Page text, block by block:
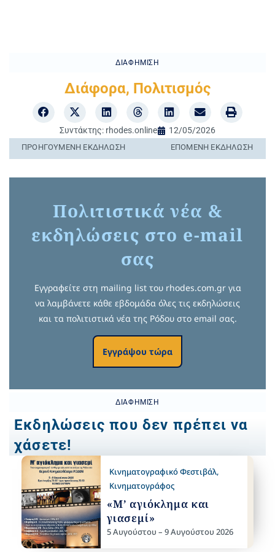
ΔΙΑΦΉΜΙΣΗ
Διάφορα, Πολιτισμός
Συντάκτης: rhodes.online 12/05/2026
ΠΡΟΗΓΟΎΜΕΝΗ ΕΚΔΉΛΩΣΗ ΕΠΌΜΕΝΗ ΕΚΔΉΛΩΣΗ
Πολιτιστικά νέα &
εκδηλώσεις στο e-mail
σας
Εγγραφείτε στη mailing list του rhodes.com.gr για
να λαμβάνετε κάθε εβδομάδα όλες τις εκδηλώσεις
και τα πολιτιστικά νέα της Ρόδου στο email σας.
Εγγράψου τώρα
ΔΙΑΦΉΜΙΣΗ
Εκδηλώσεις που δεν πρέπει να
χάσετε!
Κινηματογραφικό Φεστιβάλ,
Κινηματογράφος
«Μ’ αγιόκλημα και
γιασεμί»
5 Αυγούστου – 9 Αυγούστου 2026